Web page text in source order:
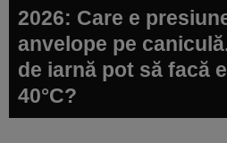
2026: Care e
anvelope pe
de iarnă pot să facă
40°C?